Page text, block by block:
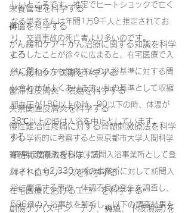
栄養管理を科学する
褥瘡を科学する
がん緩和ケア＋がん治療に関する知識を科学
する
がん緩和ケア医療を科学する
鬱滞性皮膚炎・潰瘍を科学する
失禁関連皮膚炎を科学する
慢性難治性疼痛に対する脊髄刺激療法を科学
する
脊髄刺激療法を科学する
ハイドロリリースを科学する
在宅医療におけるエコーを科学する
創傷ケア(スキン テア、褥瘡、下肢潰瘍)を
しいところです。推定でヒートショックで亡く
なる患者さんは年間1万9千人と推定されてお
り、交通事故の死亡者より多いのです。
こうしたことが徐々に広まると、在宅医療で入
浴に関わる方も患者さんの入浴基準に対する問
い合わせがよくあります。私の基準として収縮
期血圧が180以上の時、90以下の時、体温が
38℃以上の時は入浴を中止としています。
少し学術的に考察すると東京都市大学人間科学
部 早坂信哉教授らは、訪問入浴事業所として登
録される全2,330か所の事業所に対して訪問入
浴に関連する事故・体調不良の発生を調査し、
596例の入浴事故を解析し、以下の調査結果を